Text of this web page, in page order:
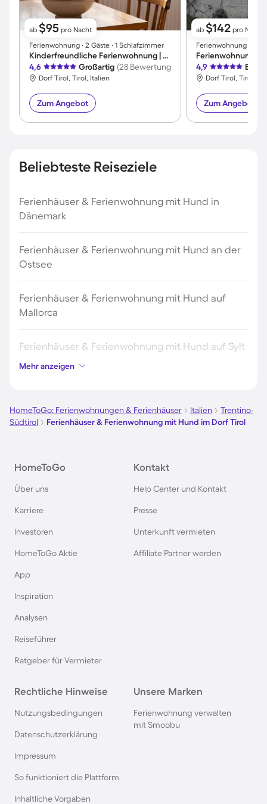
ab $95 pro Nacht
Ferienwohnung ∙ 2 Gäste ∙ 1 Schlafzimmer
Kinderfreundliche Ferienwohnung | Hunde erlaubt
4,6
Großartig (28 Bewertungen)
Dorf Tirol, Tirol, Italien
Zum Angebot
ab $142 pro Nacht
Ferienwohnung ∙ 5
Ferienwohnung |
4,9
Dorf Tirol, Tirol,
Zum Angebot
Beliebteste Reiseziele
Ferienhäuser & Ferienwohnung mit Hund in
Dänemark
Ferienhäuser & Ferienwohnung mit Hund an der
Ostsee
Ferienhäuser & Ferienwohnung mit Hund auf
Mallorca
Ferienhäuser & Ferienwohnung mit Hund auf Sylt
Ferienhäuser & Ferienwohnung mit Hund auf
Bodensee
Ferienhäuser & Ferienwohnung mit Hund am
Ferienhäuser & Ferienwohnung mit Hund an der
Nordsee
Ferienhäuser & Ferienwohnung mit Hund im
Allgäu
Fehmarn
Mehr anzeigen
HomeToGo: Ferienwohnungen & Ferienhäuser Italien
Trentino-
Südtirol
Ferienhäuser & Ferienwohnung mit Hund im Dorf Tirol
HomeToGo
Über uns
Karriere
Investoren
HomeToGo Aktie
App
Inspiration
Analysen
Reiseführer
Ratgeber für Vermieter
Kontakt
Help Center und Kontakt
Presse
Unterkunft vermieten
Affiliate Partner werden
Rechtliche Hinweise
Nutzungsbedingungen
Datenschutzerklärung
Impressum
So funktioniert die Plattform
Inhaltliche Vorgaben
Unsere Marken
Ferienwohnung verwalten
mit Smoobu